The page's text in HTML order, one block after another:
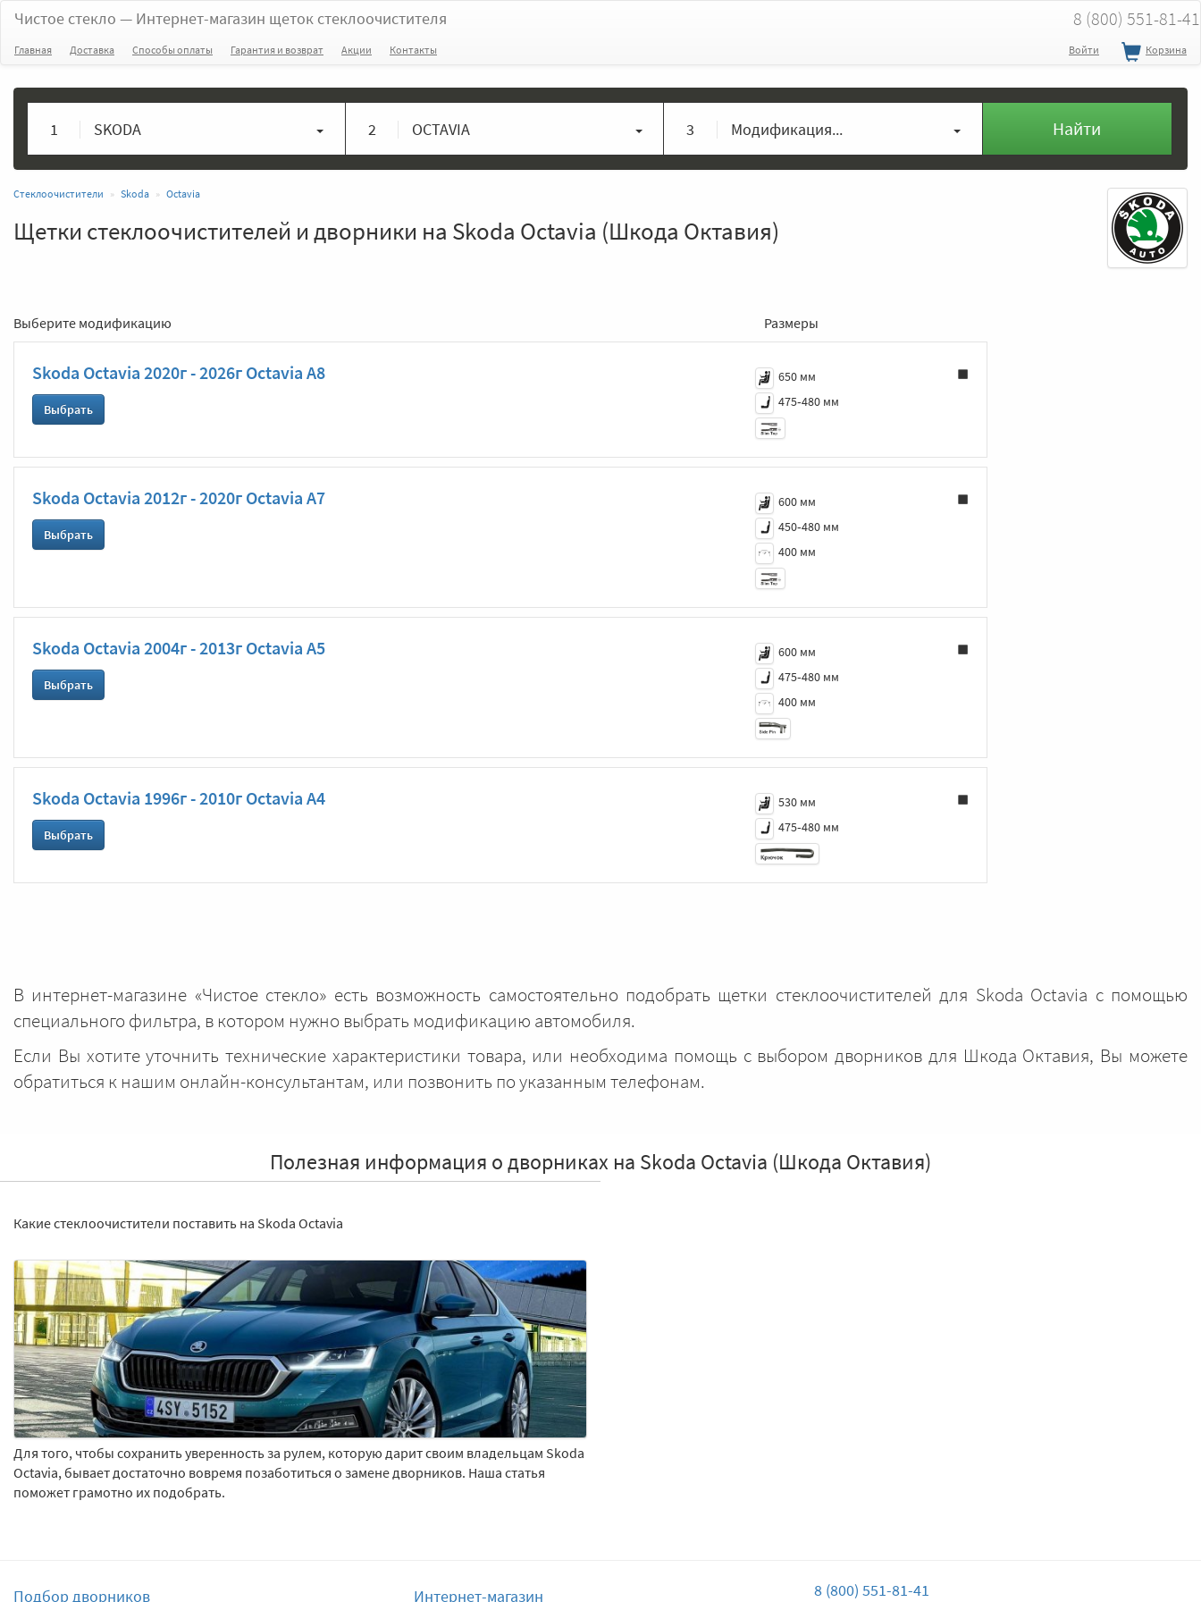
Чистое стекло — Интернет-магазин щеток стеклоочистителя 8 (800) 551-81-41
Главная Доставка Способы оплаты Гарантия и возврат Акции Контакты Войти Корзина
1 SKODA 2 OCTAVIA 3 Модификация... Найти
Стеклоочистители Skoda Octavia
Щетки стеклоочистителей и дворники на Skoda Octavia (Шкода Октавия)
Выберите модификацию Размеры
Skoda Octavia 2020г - 2026г Octavia A8
Выбрать
650 мм
475‑480 мм
Skoda Octavia 2012г - 2020г Octavia A7
Выбрать
600 мм
450‑480 мм
400 мм
Skoda Octavia 2004г - 2013г Octavia A5
Выбрать
600 мм
475‑480 мм
400 мм
Skoda Octavia 1996г - 2010г Octavia А4
Выбрать
530 мм
475‑480 мм
В интернет-магазине «Чистое стекло» есть возможность самостоятельно подобрать щетки стеклоочистителей для Skoda Octavia с помощью
специального фильтра, в котором нужно выбрать модификацию автомобиля.
Если Вы хотите уточнить технические характеристики товара, или необходима помощь с выбором дворников для Шкода Октавия, Вы можете
обратиться к нашим онлайн-консультантам, или позвонить по указанным телефонам.
Полезная информация о дворниках на Skoda Octavia (Шкода Октавия)
Какие стеклоочистители поставить на Skoda Octavia
Для того, чтобы сохранить уверенность за рулем, которую дарит своим владельцам Skoda
Octavia, бывает достаточно вовремя позаботиться о замене дворников. Наша статья
поможет грамотно их подобрать.
Подбор дворников Интернет-магазин 8 (800) 551-81-41